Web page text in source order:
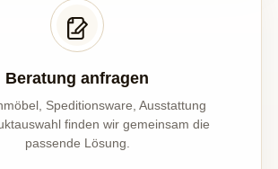
Beratung anfragen
Speditionsware, Ausstattung
finden wir gemeinsam die
passende Lösung.